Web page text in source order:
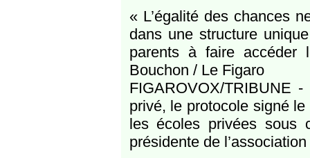
« L’égalité des chances
dans une structure
parents à faire accéder
Bouchon / Le Figaro
FIGAROVOX/TRIBUNE
privé, le protocole signé
les écoles privées sous
présidente de